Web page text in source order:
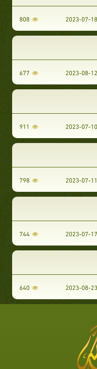
808
677
911
798
744
640